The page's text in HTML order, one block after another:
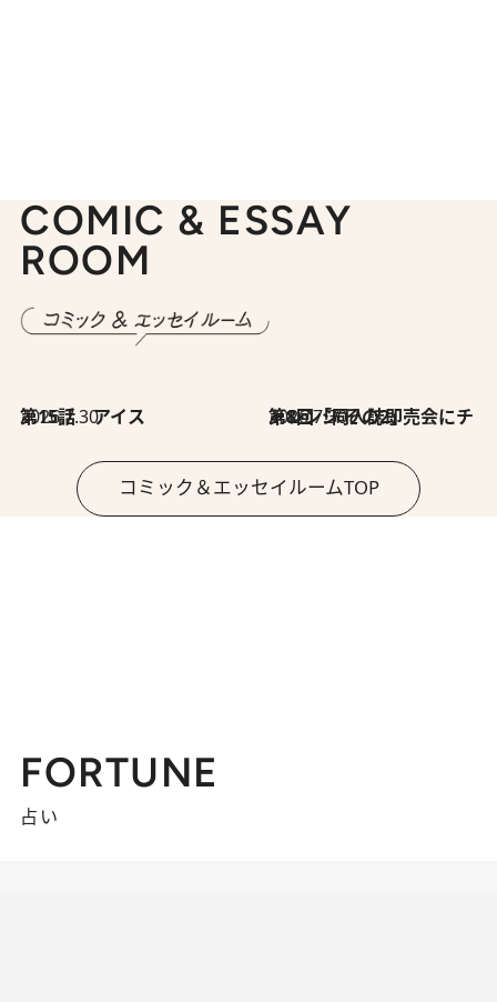
COMIC & ESSAY
ROOM
2026.7.30
第15話 アイス 2026.7.30
第8回「同人誌即売会にチャレンジ その2」
コミック＆エッセイルームTOP
FORTUNE
占い